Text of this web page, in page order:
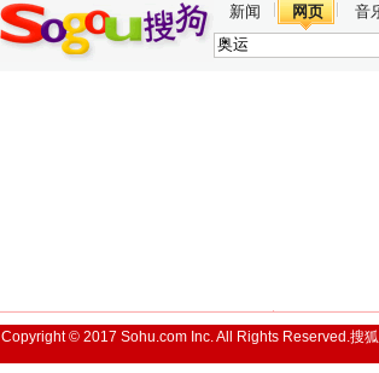
新闻 网页 音
Copyright © 2017 Sohu.com Inc. All Rights Reserved.搜